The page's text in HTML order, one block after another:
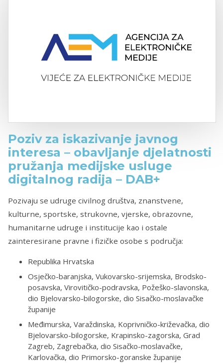
Poziv za iskazivanje javnog
interesa – obavljanje djelatnosti
pružanja medijske usluge
digitalnog radija – DAB+
Pozivaju se udruge civilnog društva, znanstvene,
kulturne, sportske, strukovne, vjerske, obrazovne,
humanitarne udruge i institucije kao i ostale
zainteresirane pravne i fizičke osobe s područja:
Republika Hrvatska
Osječko-baranjska, Vukovarsko-srijemska, Brodsko-
posavska, Virovitičko-podravska, Požeško-slavonska,
dio Bjelovarsko-bilogorske, dio Sisačko-moslavačke
županije
Međimurska, Varaždinska, Koprivničko-križevačka, dio
Bjelovarsko-bilogorske, Krapinsko-zagorska, Grad
Zagreb, Zagrebačka, dio Sisačko-moslavačke,
Karlovačka, dio Primorsko-goranske županije